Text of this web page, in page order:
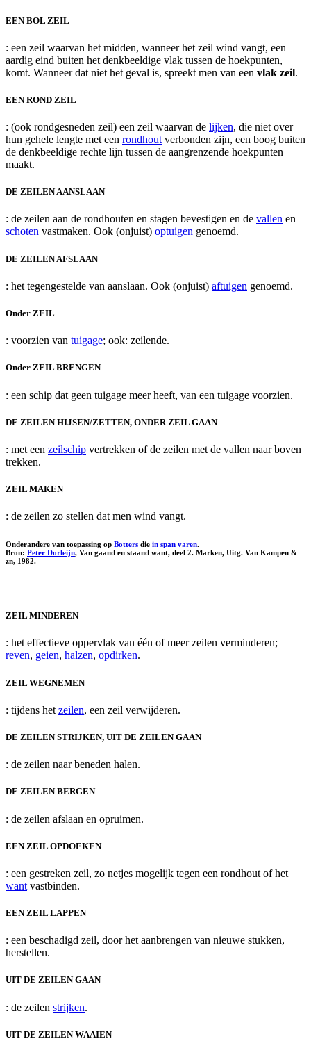
EEN BOL ZEIL
: een zeil waarvan het midden, wanneer het zeil wind vangt, een
aardig eind buiten het denkbeeldige vlak tussen de hoekpunten,
komt. Wanneer dat niet het geval is, spreekt men van een vlak zeil.
EEN ROND ZEIL
: (ook rondgesneden zeil) een zeil waarvan de lijken, die niet over
hun gehele lengte met een rondhout verbonden zijn, een boog buiten
de denkbeeldige rechte lijn tussen de aangrenzende hoekpunten
maakt.
DE ZEILEN AANSLAAN
: de zeilen aan de rondhouten en stagen bevestigen en de vallen en
schoten vastmaken. Ook (onjuist) optuigen genoemd.
DE ZEILEN AFSLAAN
: het tegengestelde van aanslaan. Ook (onjuist) aftuigen genoemd.
Onder ZEIL
: voorzien van tuigage; ook: zeilende.
Onder ZEIL BRENGEN
: een schip dat geen tuigage meer heeft, van een tuigage voorzien.
DE ZEILEN HIJSEN/ZETTEN, ONDER ZEIL GAAN
: met een zeilschip vertrekken of de zeilen met de vallen naar boven
trekken.
ZEIL MAKEN
: de zeilen zo stellen dat men wind vangt.
Onderandere van toepassing op Botters die in span varen.
Bron: Peter Dorleijn, Van gaand en staand want, deel 2. Marken, Uitg. Van Kampen &
zn, 1982.
ZEIL MINDEREN
: het effectieve oppervlak van één of meer zeilen verminderen;
reven, geien, halzen, opdirken.
ZEIL WEGNEMEN
: tijdens het zeilen, een zeil verwijderen.
DE ZEILEN STRIJKEN, UIT DE ZEILEN GAAN
: de zeilen naar beneden halen.
DE ZEILEN BERGEN
: de zeilen afslaan en opruimen.
EEN ZEIL OPDOEKEN
: een gestreken zeil, zo netjes mogelijk tegen een rondhout of het
want vastbinden.
EEN ZEIL LAPPEN
: een beschadigd zeil, door het aanbrengen van nieuwe stukken,
herstellen.
UIT DE ZEILEN GAAN
: de zeilen strijken.
UIT DE ZEILEN WAAIEN